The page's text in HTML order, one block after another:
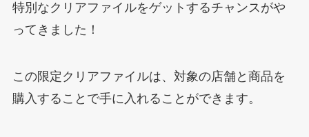
特別なクリアファイルをゲットするチャンスがや
ってきました！
この限定クリアファイルは、対象の店舗と商品を
購入することで手に入れることができます。